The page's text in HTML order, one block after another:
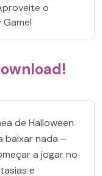
o
de Halloween
baixar nada –
a jogar no
e